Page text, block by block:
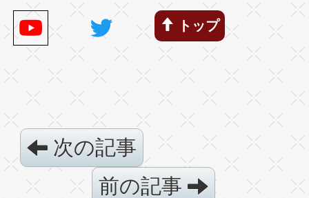
トップ
次の記事
前の記事